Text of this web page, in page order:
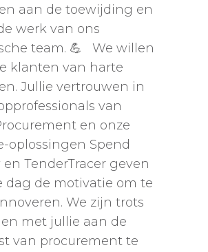
aan de toewijding en
werk van ons
team. 💪 We willen
klanten van harte
Jullie vertrouwen in
van
en onze
oplossingen Spend
en TenderTracer geven
dag de motivatie om te
We zijn trots
met jullie aan de
van procurement te